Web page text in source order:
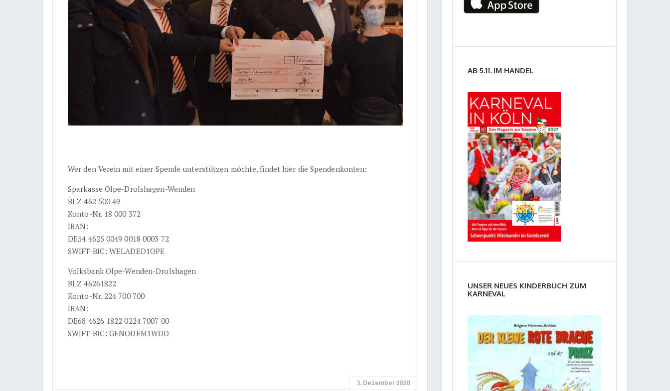
Wer den Verein mit einer Spende unterstützen möchte, findet hier die Spendenkonten:
Sparkasse Olpe-Drolshagen-Wenden
BLZ 462 500 49
Konto-Nr. 18 000 372
IBAN:
DE54 4625 0049 0018 0003 72
SWIFT-BIC: WELADED1OPE
Volksbank Olpe-Wenden-Drolshagen
BLZ 46261822
Konto-Nr. 224 700 700
IBAN:
DE68 4626 1822 0224 7007 00
SWIFT-BIC: GENODEM1WDD
3. Dezember 2020
AB 5.11. IM HANDEL
UNSER NEUES KINDERBUCH ZUM
KARNEVAL